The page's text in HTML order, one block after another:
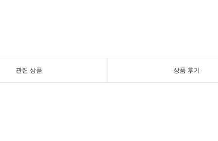
관련 상품 상품 후기